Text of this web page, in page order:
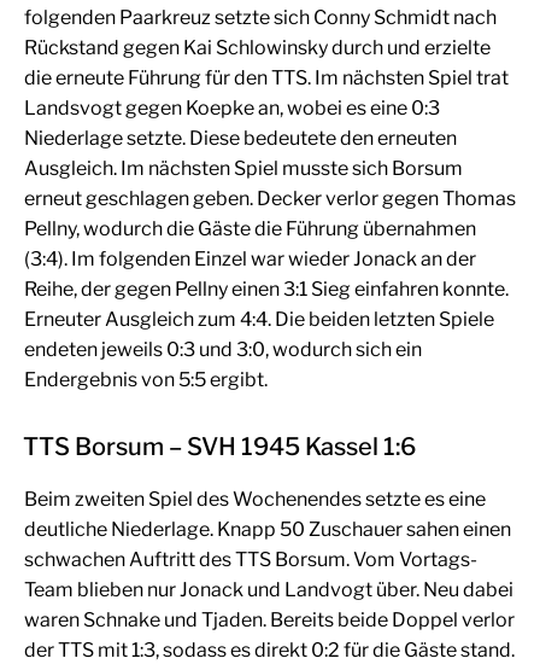
folgenden Paarkreuz setzte sich Conny Schmidt nach
Rückstand gegen Kai Schlowinsky durch und erzielte
die erneute Führung für den TTS. Im nächsten Spiel trat
Landsvogt gegen Koepke an, wobei es eine 0:3
Niederlage setzte. Diese bedeutete den erneuten
Ausgleich. Im nächsten Spiel musste sich Borsum
erneut geschlagen geben. Decker verlor gegen Thomas
Pellny, wodurch die Gäste die Führung übernahmen
(3:4). Im folgenden Einzel war wieder Jonack an der
Reihe, der gegen Pellny einen 3:1 Sieg einfahren konnte.
Erneuter Ausgleich zum 4:4. Die beiden letzten Spiele
endeten jeweils 0:3 und 3:0, wodurch sich ein
Endergebnis von 5:5 ergibt.
TTS Borsum – SVH 1945 Kassel 1:6
Beim zweiten Spiel des Wochenendes setzte es eine
deutliche Niederlage. Knapp 50 Zuschauer sahen einen
schwachen Auftritt des TTS Borsum. Vom Vortags-
Team blieben nur Jonack und Landvogt über. Neu dabei
waren Schnake und Tjaden. Bereits beide Doppel verlor
der TTS mit 1:3, sodass es direkt 0:2 für die Gäste stand.